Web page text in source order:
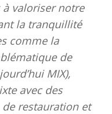
valoriser notre
la tranquillité
comme la
de
MIX),
avec des
restauration et